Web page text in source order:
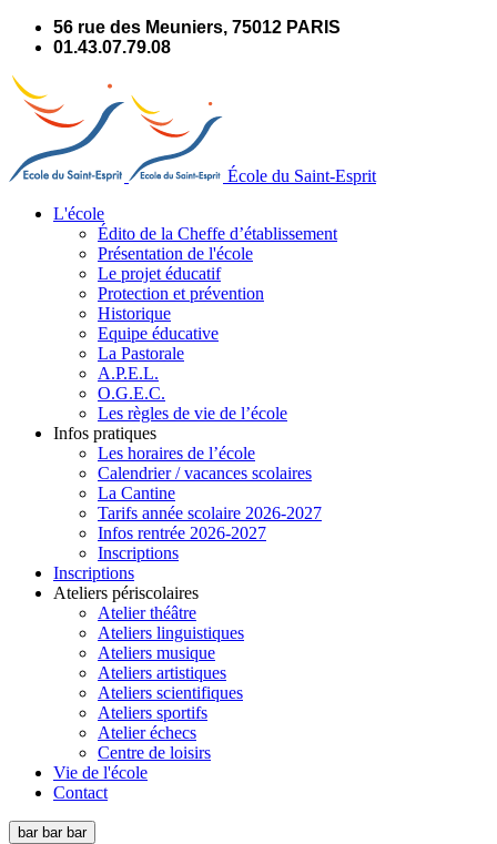
56 rue des Meuniers, 75012 PARIS
01.43.07.79.08
École du Saint-Esprit
L'école
Édito de la Cheffe d’établissement
Présentation de l'école
Le projet éducatif
Protection et prévention
Historique
Equipe éducative
La Pastorale
A.P.E.L.
O.G.E.C.
Les règles de vie de l’école
Infos pratiques
Les horaires de l’école
Calendrier / vacances scolaires
La Cantine
Tarifs année scolaire 2026-2027
Infos rentrée 2026-2027
Inscriptions
Inscriptions
Ateliers périscolaires
Atelier théâtre
Ateliers linguistiques
Ateliers musique
Ateliers artistiques
Ateliers scientifiques
Ateliers sportifs
Atelier échecs
Centre de loisirs
Vie de l'école
Contact
bar bar bar